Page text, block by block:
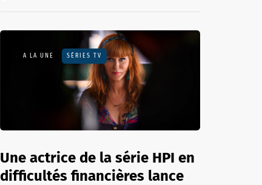
A LA UNE SÉRIES TV
Une actrice de la série HPI en
difficultés financières lance